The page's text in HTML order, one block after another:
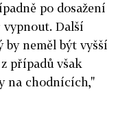
po dosažení
Další
neměl být vyšší
případů však
na chodnících,"